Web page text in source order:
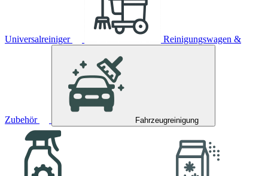
Universalreiniger Reinigungswagen &
Zubehör Fahrzeugreinigung